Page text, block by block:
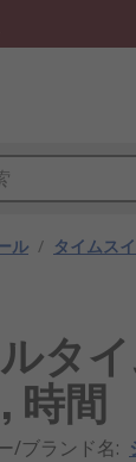
ル / タイムス
ルタ
時間
/ブランド名: